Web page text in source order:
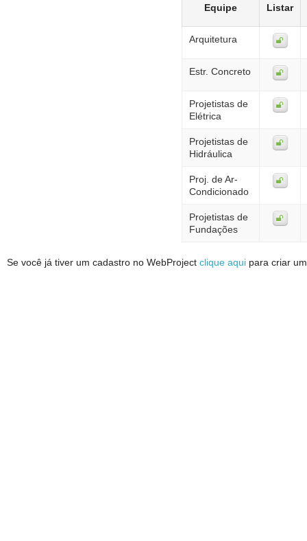
Equipe Listar
Arquitetura
Estr. Concreto
Projetistas de
Elétrica
Projetistas de
Hidráulica
Proj. de Ar-
Condicionado
Projetistas de
Fundações
Se você já tiver um cadastro no WebProject clique aqui para criar